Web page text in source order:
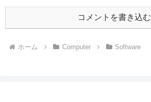
コメントを書き込む
ホーム Computer Software